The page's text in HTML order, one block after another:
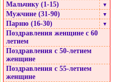
Мальчику (1-15) ▼
Мужчине (31-90) ▼
Парню (16-30) ▼
Поздравления женщине с 60
летием
Поздравления с 50-летием
женщине
Поздравления с 55-летием
женщине